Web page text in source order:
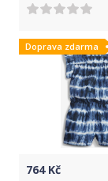
Doprava zdarma
764Kč